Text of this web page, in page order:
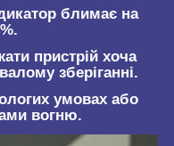
блимає на
пристрій хоча
зберіганні.
умовах або
вогню.